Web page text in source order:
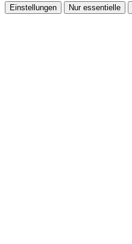
Einstellungen Nur essentielle